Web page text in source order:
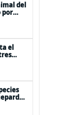
del
por
el